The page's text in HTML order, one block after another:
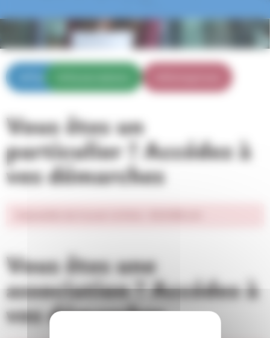
Vous êtes un
particulier ? Accédez à
vos démarches
Vous êtes une
association ? Accédez à
vos démarches